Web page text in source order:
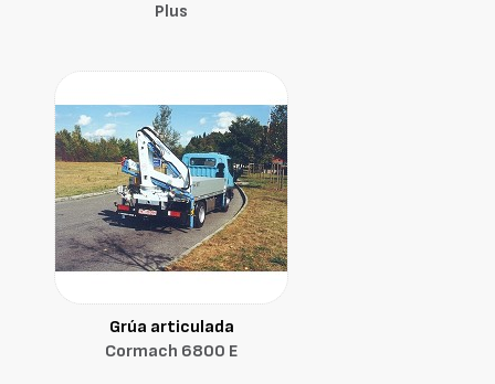
Plus
Grúa articulada
Cormach 6800 E